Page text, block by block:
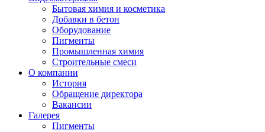
Бытовая химия и косметика
Добавки в бетон
Оборудование
Пигменты
Промышленная химия
Строительные смеси
О компании
История
Обращение директора
Вакансии
Галерея
Пигменты